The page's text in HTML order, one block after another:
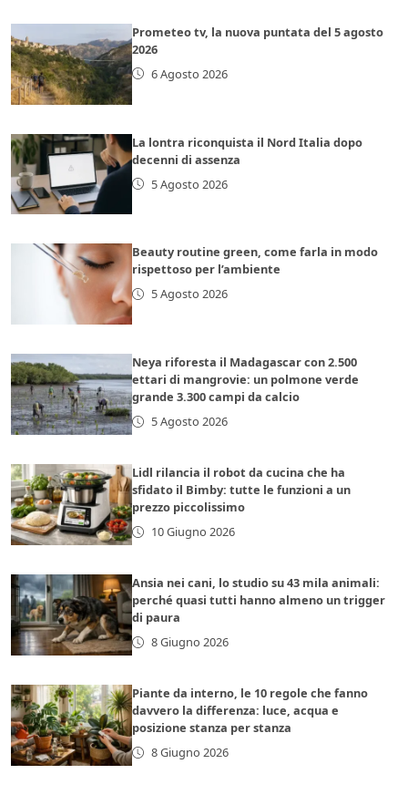
Prometeo tv, la nuova puntata del 5 agosto
2026
6 Agosto 2026
La lontra riconquista il Nord Italia dopo
decenni di assenza
5 Agosto 2026
Beauty routine green, come farla in modo
rispettoso per l’ambiente
5 Agosto 2026
Neya riforesta il Madagascar con 2.500
ettari di mangrovie: un polmone verde
grande 3.300 campi da calcio
5 Agosto 2026
Lidl rilancia il robot da cucina che ha
sfidato il Bimby: tutte le funzioni a un
prezzo piccolissimo
10 Giugno 2026
Ansia nei cani, lo studio su 43 mila animali:
perché quasi tutti hanno almeno un trigger
di paura
8 Giugno 2026
Piante da interno, le 10 regole che fanno
davvero la differenza: luce, acqua e
posizione stanza per stanza
8 Giugno 2026